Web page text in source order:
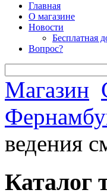
Главная
О магазине
Новости
Бесплатная
Вопрос?
Магазин
ведения
Каталог